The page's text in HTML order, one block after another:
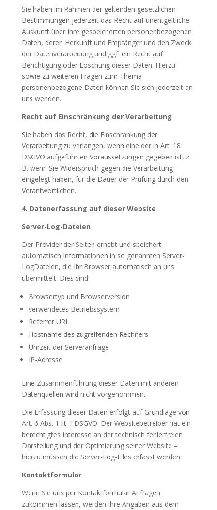
Sie haben im Rahmen der geltenden gesetzlichen
Bestimmungen jederzeit das Recht auf unentgeltliche
Auskunft über Ihre gespeicherten personenbezogenen
Daten, deren Herkunft und Empfänger und den Zweck
der Datenverarbeitung und ggf. ein Recht auf
Berichtigung oder Löschung dieser Daten. Hierzu
sowie zu weiteren Fragen zum Thema
personenbezogene Daten können Sie sich jederzeit an
uns wenden.
Recht auf Einschränkung der Verarbeitung
Sie haben das Recht, die Einschränkung der
Verarbeitung zu verlangen, wenn eine der in Art. 18
DSGVO aufgeführten Voraussetzungen gegeben ist, z.
B. wenn Sie Widerspruch gegen die Verarbeitung
eingelegt haben, für die Dauer der Prüfung durch den
Verantwortlichen.
4. Datenerfassung auf dieser Website
Server-Log-Dateien
Der Provider der Seiten erhebt und speichert
automatisch Informationen in so genannten Server-
LogDateien, die Ihr Browser automatisch an uns
übermittelt. Dies sind:
Browsertyp und Browserversion
verwendetes Betriebssystem
Referrer URL
Hostname des zugreifenden Rechners
Uhrzeit der Serveranfrage
IP-Adresse
Eine Zusammenführung dieser Daten mit anderen
Datenquellen wird nicht vorgenommen.
Die Erfassung dieser Daten erfolgt auf Grundlage von
Art. 6 Abs. 1 lit. f DSGVO. Der Websitebetreiber hat ein
berechtigtes Interesse an der technisch fehlerfreien
Darstellung und der Optimierung seiner Website –
hierzu müssen die Server-Log-Files erfasst werden.
Kontaktformular
Wenn Sie uns per Kontaktformular Anfragen
zukommen lassen, werden Ihre Angaben aus dem